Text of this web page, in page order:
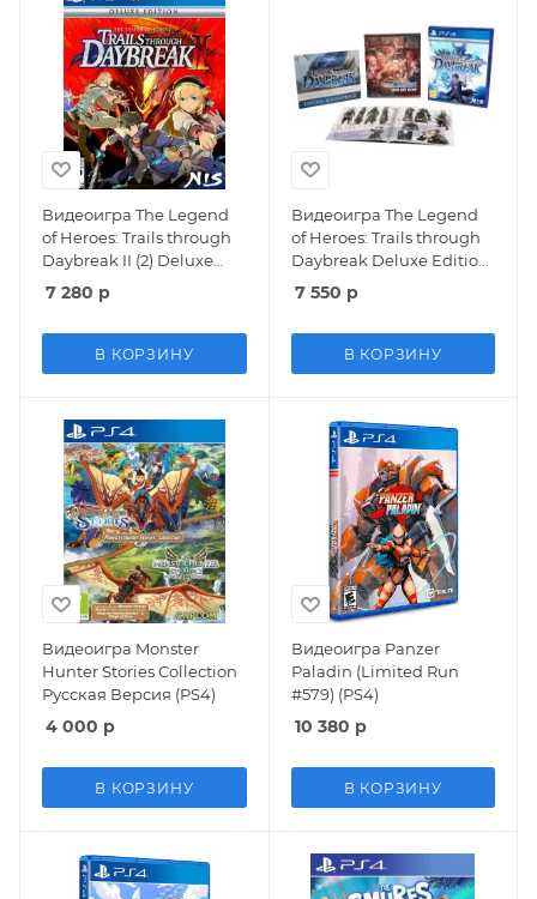
Видеоигра The Legend
of Heroes: Trails through
Daybreak II (2) Deluxe
Edition (PS4)
7 280 р
В КОРЗИНУ
Видеоигра The Legend
of Heroes: Trails through
Daybreak Deluxe Edition
(PS4)
7 550 р
В КОРЗИНУ
Видеоигра Monster
Hunter Stories Collection
Русская Версия (PS4)
4 000 р
В КОРЗИНУ
Видеоигра Panzer
Paladin (Limited Run
#579) (PS4)
10 380 р
В КОРЗИНУ